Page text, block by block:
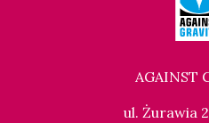
AGAINST
ul. Żurawia